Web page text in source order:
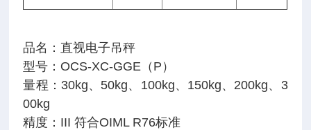
品名：直视电子吊秤
型号：OCS-XC-GGE（P）
量程：30kg、50kg、100kg、150kg、200kg、3
00kg
精度：III 符合OIML R76标准